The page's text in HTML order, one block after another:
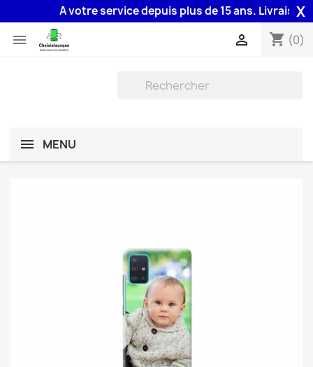
A votre service depuis plus de 15 ans. Livraison 48H
X
 shopping_cart (0)

MENU